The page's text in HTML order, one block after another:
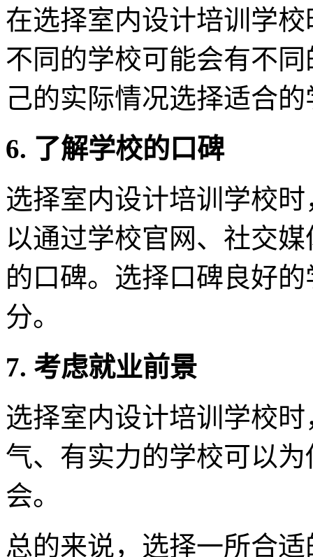
在选择室内设计培训学
不同的学校可能会有不
己的实际情况选择适合
6. 了解学校的口碑
选择室内设计培训学校
以通过学校官网、社交
的口碑。选择口碑良好
分。
7. 考虑就业前景
选择室内设计培训学校
气、有实力的学校可以
会。
总的来说，选择一所合